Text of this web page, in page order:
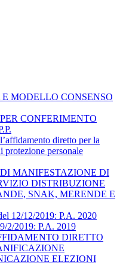
MODELLO CONSENSO
CONFERIMENTO
diretto per la
personale
MANIFESTAZIONE DI
DISTRIBUZIONE
SNAK, MERENDE E
12/12/2019: P.A. 2020
2/2019: P.A. 2019
DIRETTO
ELEZIONI